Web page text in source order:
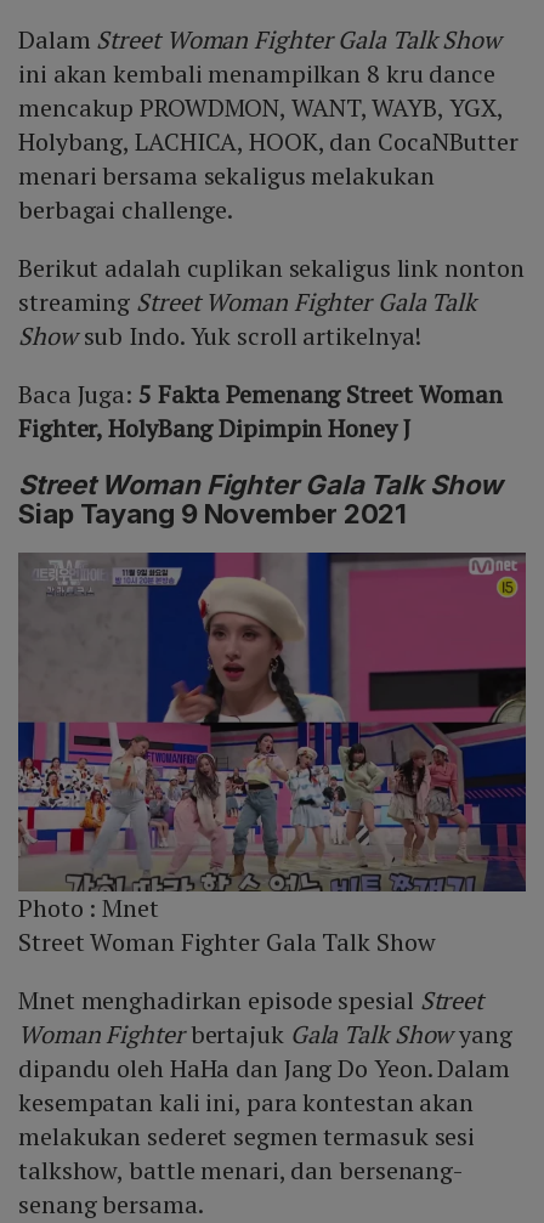
Dalam Street Woman Fighter Gala Talk Show
ini akan kembali menampilkan 8 kru dance
mencakup PROWDMON, WANT, WAYB, YGX,
Holybang, LACHICA, HOOK, dan CocaNButter
menari bersama sekaligus melakukan
berbagai challenge.
Berikut adalah cuplikan sekaligus link nonton
streaming Street Woman Fighter Gala Talk
Showsub Indo. Yuk scroll artikelnya!
Baca Juga: 5 Fakta Pemenang Street Woman
Fighter, HolyBang Dipimpin Honey J
Street Woman Fighter Gala Talk Show
Siap Tayang 9 November 2021
Photo :Mnet
Street Woman Fighter Gala Talk Show
Mnet menghadirkan episode spesial Street
Woman Fighterbertajuk Gala Talk Showyang
dipandu oleh HaHa dan Jang Do Yeon. Dalam
kesempatan kali ini, para kontestan akan
melakukan sederet segmen termasuk sesi
talkshow, battle menari, dan bersenang-
senang bersama.